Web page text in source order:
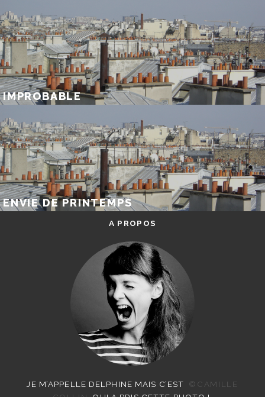
IMPROBABLE
ENVIE DE PRINTEMPS
A PROPOS
JE M’APPELLE DELPHINE MAIS C’EST
©CAMILLE